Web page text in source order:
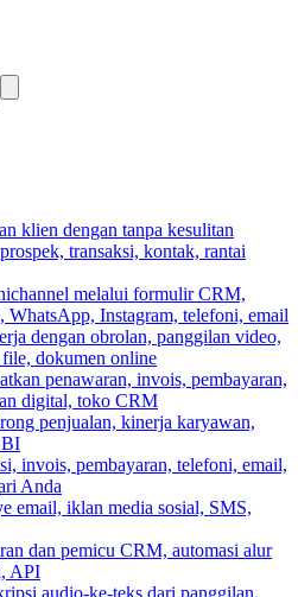
klien dengan tanpa kesulitan
transaksi, kontak, rantai
melalui formulir CRM,
Instagram, telefoni, email
dengan obrolan, panggilan video,
dokumen online
penawaran, invois, pembayaran,
digital, toko CRM
penjualan, kinerja karyawan,
BI
invois, pembayaran, telefoni, email,
Anda
email, iklan media sosial, SMS,
dan pemicu CRM, automasi alur
API
audio-ke-teks dari panggilan,